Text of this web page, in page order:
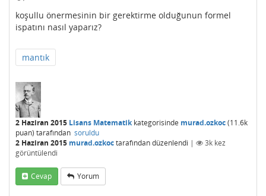
koşullu önermesinin bir gerektirme olduğunun formel
ispatını nasıl yaparız?
mantık
2 Haziran 2015 Lisans Matematikkategorisinde murad.ozkoc(11.6k
puan) tarafından soruldu
2 Haziran 2015 murad.ozkoctarafındandüzenlendi | 3k kez
görüntülendi
Cevap Yorum